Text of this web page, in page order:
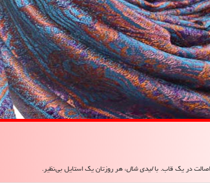
در یک قاب. بالیدی شال، هر روزتان یک استایل بی‌نظیر.